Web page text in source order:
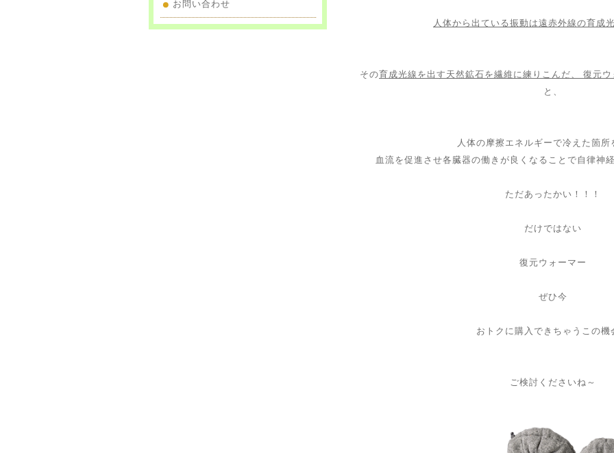
お問い合わせ
人体から出ている振動は遠赤外線の育成
その育成光線を出す天然鉱石を繊維に練りこんだ、 復元
と、
人体の摩擦エネルギーで冷えた箇所
血流を促進させ各臓器の働きが良くなることで自律神
ただあったかい！！！
だけではない
復元ウォーマー
ぜひ今
おトクに購入できちゃうこの機
ご検討くださいね～